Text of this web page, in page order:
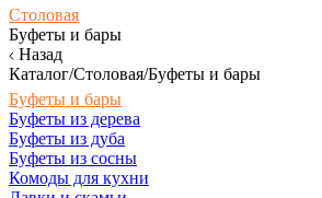
Столовая
Буфеты и бары
Назад
Каталог/Столовая/Буфеты и бары
Буфеты и бары
Буфеты из дерева
Буфеты из дуба
Буфеты из сосны
Комоды для кухни